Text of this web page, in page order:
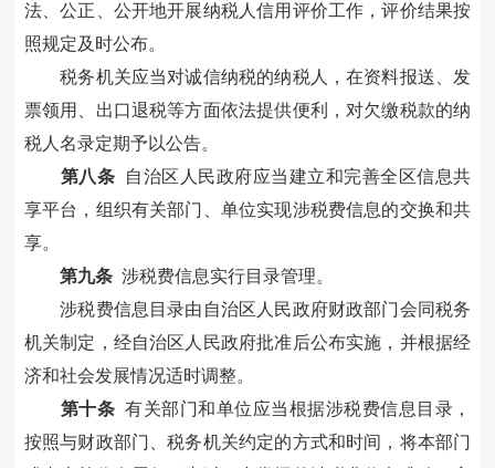
法、公正、公开地开展纳税人信用评价工作，评价结果按
照规定及时公布。
税务机关应当对诚信纳税的纳税人，在资料报送、发
票领用、出口退税等方面依法提供便利，对欠缴税款的纳
税人名录定期予以公告。
第八条 自治区人民政府应当建立和完善全区信息共
享平台 ，组织有关部门、单位实现涉税费信息的交换和共
享。
第九条 涉税费信息实行目录管理。
涉税费信息目录由自治区人民政府财政部门会同税务
机关制定，经自治区人民政府批准后公布实施，并根据经
济和社会发展情况适时调整。
第十条 有关部门和单位应当根据涉税费信息目录，
按照与财政部门、税务机关约定的方式和时间，将本部门